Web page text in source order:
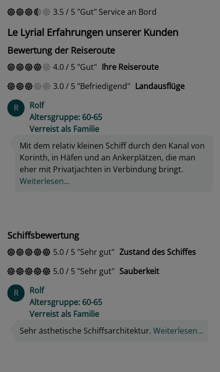
3.5/ 5 Gut Service an Bord
Le Lyrial Erfahrungen unserer Kunden
Bewertung der Reiseroute
4.0/ 5 Gut
Ihre Reiseroute
3.0/ 5 Befriedigend
Landausflüge
R
Rolf
Altersgruppe: 60-65
Verreist als Familie
Mit dem relativ kleinen Schiff durch den Kanal von
Korinth, in Häfen und an Ankerplätzen, die man
eher mit Privatjachten in Verbindung bringt.
Weiterlesen...
Schiffsbewertung
5.0/ 5 Sehr gut
Zustand des Schiffes
5.0/ 5 Sehr gut
Sauberkeit
R
Rolf
Altersgruppe: 60-65
Verreist als Familie
Sehr ästhetische Schiffsarchitektur. Weiterlesen...